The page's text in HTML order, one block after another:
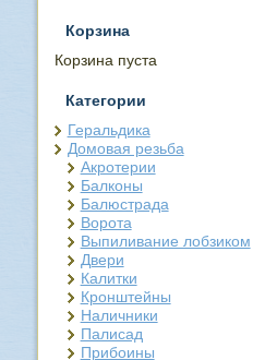
Корзина
Корзина пуста
Категории
Геральдика
Домовая резьба
Акротерии
Балконы
Балюстрада
Ворота
Выпиливание лобзиком
Двери
Калитки
Кронштейны
Наличники
Палисад
Прибоины